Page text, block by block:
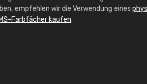
empfehlen wir die Verwendung eines
Farbfächer kaufen.